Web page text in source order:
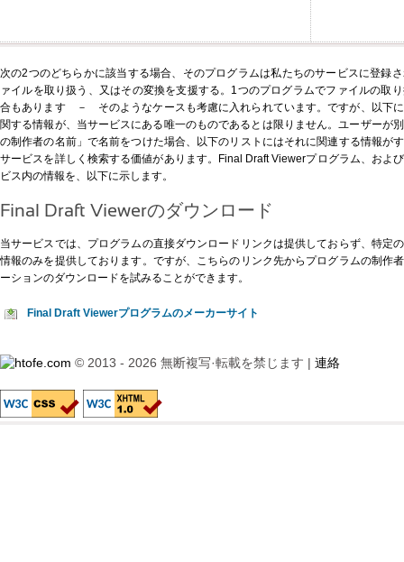
次の2つのどちらかに該当する場合、そのプログラムは私たちのサービスに登
ァイルを取り扱う、又はその変換を支援する。1つのプログラムでファイルの取
合もあります － そのようなケースも考慮に入れられています。ですが、以下
関する情報が、当サービスにある唯一のものであるとは限りません。ユーザーが
の制作者の名前」で名前をつけた場合、以下のリストにはそれに関連する情報が
サービスを詳しく検索する価値があります。Final Draft Viewerプログラム、およ
ビス内の情報を、以下に示します。
Final Draft Viewerのダウンロード
当サービスでは、プログラムの直接ダウンロードリンクは提供しておらず、特定
情報のみを提供しております。ですが、 こちらのリンク先からプログラムの制作
ーションのダウンロードを試みることができます。
Final Draft Viewerプログラムのメーカーサイト
© 2013 - 2026 無断複写·転載を禁じます | 連絡